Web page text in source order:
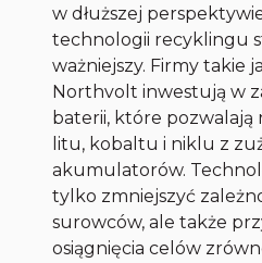
w dłuższej
technologii recyklingu
ważniejszy. Firmy takie
Northvolt inwestują w
baterii, które pozwalają
litu, kobaltu i niklu z
akumulatorów.
tylko zmniejszyć
surowców, ale także
osiągnięcia celów